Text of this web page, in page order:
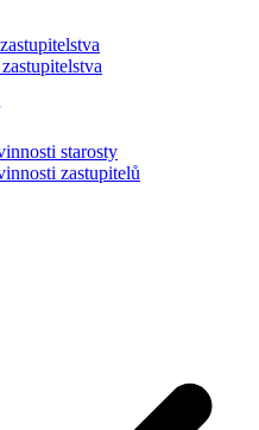
starosty
zastupitelů